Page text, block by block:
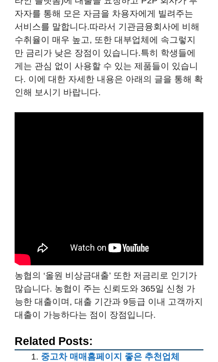
자자를 통해 모은 자금을 차용자에게 빌려주는
서비스를 말합니다.따라서 기관금융회사에 비해
수취율이 매우 높고, 또한 대부업체에 속그렇지
만 금리가 낮은 장점이 있습니다.특히 학생들에
게는 관심 없이 사용할 수 있는 제품들이 있습니
다. 이에 대한 자세한 내용은 아래의 글을 통해 확
인해 보시기 바랍니다.
농협의 ‘올원 비상금대출’ 또한 저금리로 인기가
많습니다. 농협이 주는 신뢰도와 365일 신청 가
능한 대출이며, 대출 기간과 9등급 이내 고객까지
대출이 가능하다는 점이 장점입니다.
Related Posts:
중고차 매매홈페이지 좋은 추천업체